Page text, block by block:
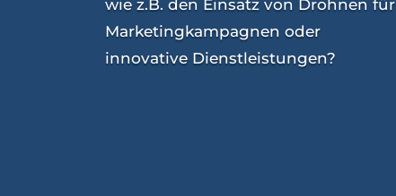
wie z.B. den Einsatz von Drohnen für
Marketingkampagnen oder
innovative Dienstleistungen?